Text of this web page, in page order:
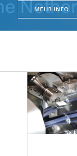
MEHR INFO